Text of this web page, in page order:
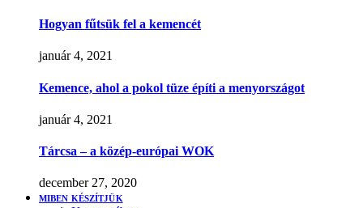
Hogyan fűtsük fel a kemencét
január 4, 2021
Kemence, ahol a pokol tüze építi a menyországot
január 4, 2021
Tárcsa – a közép-európai WOK
december 27, 2020
MIBEN KÉSZÍTJÜK